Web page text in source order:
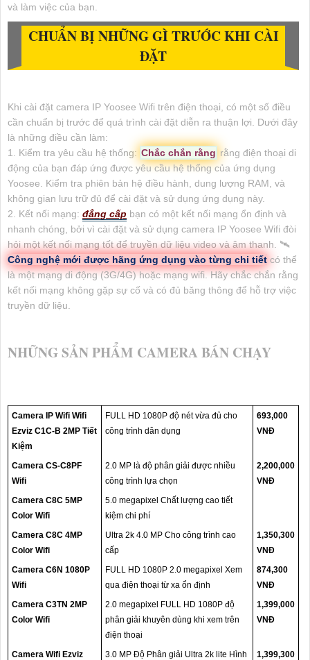
và làm việc của bạn.
CHUẨN BỊ NHỮNG GÌ TRƯỚC KHI CÀI
ĐẶT
Khi cài đặt camera IP Yoosee Wifi trên điện thoại, có một số điều
cần chuẩn bị trước để quá trình cài đặt diễn ra thuận lợi. Dưới đây
là những điều cần làm:
1. Kiểm tra yêu cầu hệ thống: Chắc chắn rằng rằng điện thoại di
động của bạn đáp ứng được yêu cầu hệ thống của ứng dụng
Yoosee. Kiểm tra phiên bản hệ điều hành, dung lượng RAM, và
không gian lưu trữ đủ để cài đặt và sử dụng ứng dụng này.
2. Kết nối mạng: đẳng cấp bạn có một kết nối mạng ổn định và
nhanh chóng, bởi vì cài đặt và sử dụng camera IP Yoosee Wifi đòi
hỏi một kết nối mạng tốt để truyền dữ liệu video và âm thanh. 🛰
Công nghệ mới được hãng ứng dụng vào từng chi tiết có thể
là một mạng di động (3G/4G) hoặc mạng wifi. Hãy chắc chắn rằng
kết nối mạng không gặp sự cố và có đủ băng thông để hỗ trợ việc
truyền dữ liệu.
NHỮNG SẢN PHẨM CAMERA BÁN CHẠY
Camera IP Wifi Wifi
Ezviz C1C-B 2MP Tiết
Kiệm
FULL HD 1080P độ nét vừa đủ cho
công trình dân dụng
693,000
VNĐ
Camera CS-C8PF
Wifi
2.0 MP là độ phân giải được nhiều
công trình lựa chọn
2,200,000
VNĐ
Camera C8C 5MP
Color Wifi
5.0 megapixel Chất lượng cao tiết
kiệm chi phí
Camera C8C 4MP
Color Wifi
Ultra 2k 4.0 MP Cho công trình cao
cấp
1,350,300
VNĐ
Camera C6N 1080P
Wifi
FULL HD 1080P 2.0 megapixel Xem
qua điện thoại từ xa ổn định
874,300
VNĐ
Camera C3TN 2MP
Color Wifi
2.0 megapixel FULL HD 1080P độ
phân giải khuyên dùng khi xem trên
điện thoại
1,399,000
VNĐ
Camera Wifi Ezviz
3.0 MP Độ Phân giải Ultra 2k lite Hình
1,399,300